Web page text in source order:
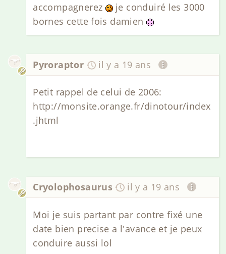
accompagnerez
je conduiré les 3000
bornes cette fois damien
Pyroraptor il y a 19 ans
Petit rappel de celui de 2006:
http://monsite.orange.fr/dinotour/index
.jhtml
Cryolophosaurus il y a 19 ans
Moi je suis partant par contre fixé une
date bien precise a l'avance et je peux
conduire aussi lol